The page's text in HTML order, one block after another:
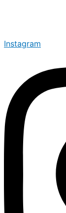
Instagram